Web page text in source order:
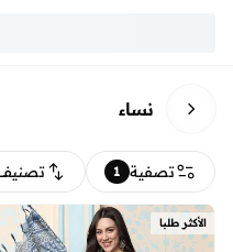
نساء
تصفية 1
الأكثر طلبا